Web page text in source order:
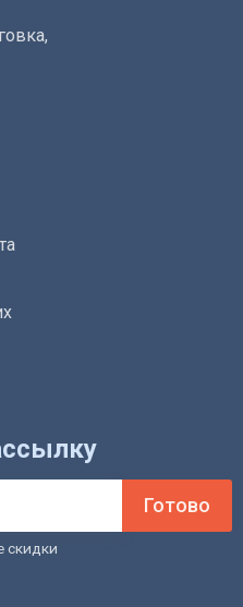
Готово
скидки